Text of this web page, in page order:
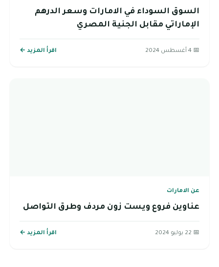
السوق السوداء في الامارات وسعر الدرهم
الإماراتي مقابل الجنية المصري
📅 4 أغسطس 2024 اقرأ المزيد ←
عن الامارات
عناوين فروع ويست زون مردف وطرق التواصل
📅 22 يوليو 2024 اقرأ المزيد ←